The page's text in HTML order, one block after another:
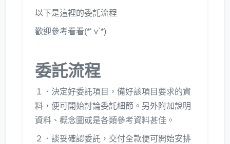
以下是這裡的委託流程
歡迎參考看看(*‘ v`*)
委託流程
１．決定好委託項目，備好該項目要求的資
料，便可開始討論委託細節。另外附加說明
資料、概念圖或是各類參考資料甚佳。
​２．談妥確認委託，交付全款便可開始安排